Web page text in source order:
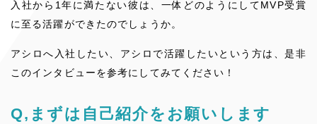
入社から1年に満たない彼は、一体どのようにしてMVP受賞
に至る活躍ができたのでしょうか。
アシロへ入社したい、アシロで活躍したいという方は、是非
このインタビューを参考にしてみてください！
Q,まずは自己紹介をお願いします